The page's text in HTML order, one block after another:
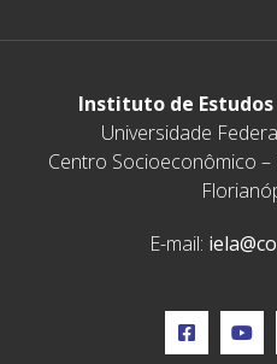
Instituto de
Universidade
Centro Socioeconômico
E-mail: